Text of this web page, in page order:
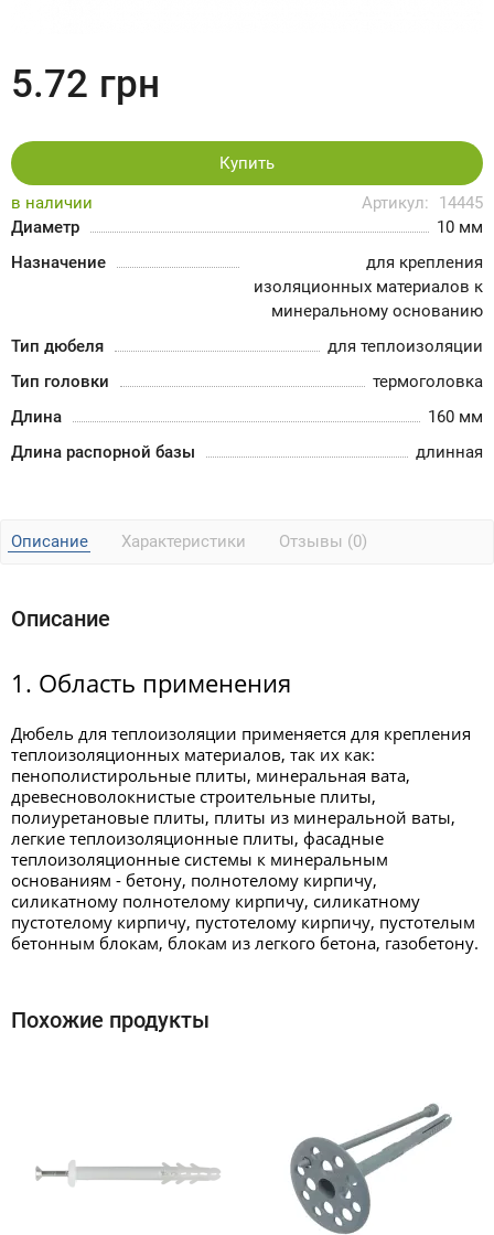
в наличии Артикул:
14445
Диаметр
10 мм
Назначение
для крепления
изоляционных материалов к
минеральному основанию
Тип дюбеля
для теплоизоляции
Тип головки
термоголовка
Длина
160 мм
Длина распорной базы
длинная
5.72 грн
Купить
Описание Характеристики Отзывы (0)
Описание
1. Область применения
Дюбель для теплоизоляции применяется для крепления
теплоизоляционных материалов, так их как:
пенополистирольные плиты, минеральная вата,
древесноволокнистые строительные плиты,
полиуретановые плиты, плиты из минеральной ваты,
легкие теплоизоляционные плиты, фасадные
теплоизоляционные системы к минеральным
основаниям - бетону, полнотелому кирпичу,
силикатному полнотелому кирпичу, силикатному
пустотелому кирпичу, пустотелому кирпичу, пустотелым
бетонным блокам, блокам из легкого бетона, газобетону.
Похожие продукты